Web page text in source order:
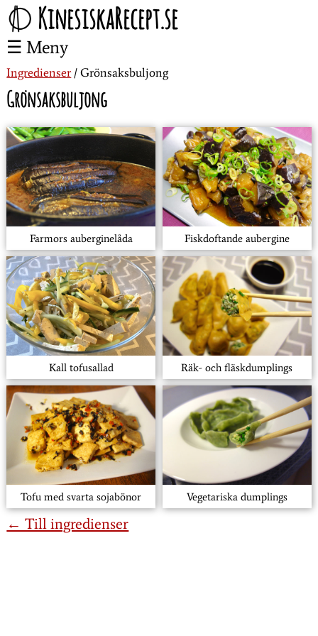
KinesiskaRecept.se
Meny
Ingredienser Grönsaksbuljong
Grönsaksbuljong
Farmors auberginelåda Fiskdoftande aubergine
Kall tofusallad Räk- och fläskdumplings
Tofu med svarta sojabönor Vegetariska dumplings
← Till ingredienser